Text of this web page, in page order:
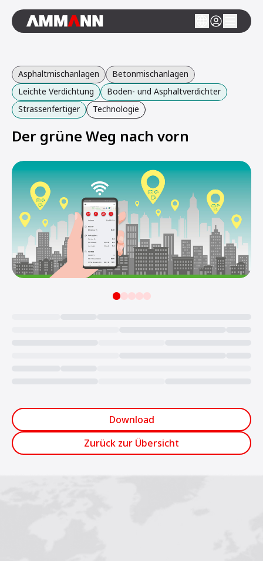
Asphaltmischanlagen
Betonmischanlagen
Leichte Verdichtung
Boden- und Asphaltverdichter
Strassenfertiger
Technologie
Der grüne Weg nach vorn
Download
Zurück zur Übersicht